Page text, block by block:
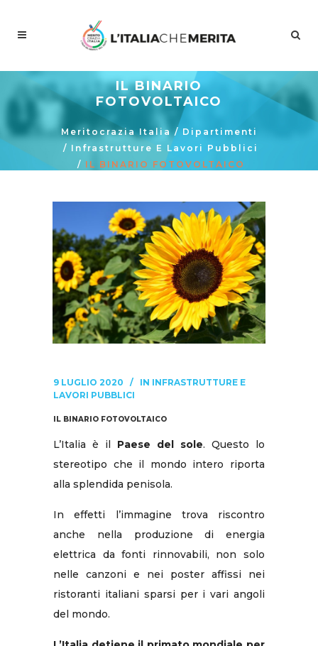
IL BINARIO
FOTOVOLTAICO
Meritocrazia Italia / Dipartimenti
/ Infrastrutture E Lavori Pubblici
/ IL BINARIO FOTOVOLTAICO
9 LUGLIO 2020 IN INFRASTRUTTURE E
LAVORI PUBBLICI
IL BINARIO FOTOVOLTAICO
L’Italia è il Paese del sole. Questo lo
stereotipo che il mondo intero riporta
alla splendida penisola.
In effetti l’immagine trova riscontro
anche nella produzione di energia
elettrica da fonti rinnovabili, non solo
nelle canzoni e nei poster affissi nei
ristoranti italiani sparsi per i vari angoli
del mondo.